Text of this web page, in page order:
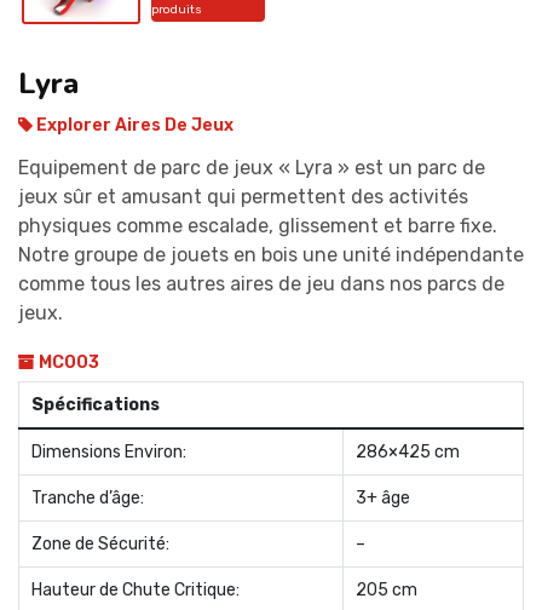
produits
Lyra
Explorer Aires De Jeux
Equipement de parc de jeux « Lyra » est un parc de
jeux sûr et amusant qui permettent des activités
physiques comme escalade, glissement et barre fixe.
Notre groupe de jouets en bois une unité indépendante
comme tous les autres aires de jeu dans nos parcs de
jeux.
MC003
Spécifications
Dimensions Environ: 286×425 cm
Tranche d’âge: 3+ âge
Zone de Sécurité: –
Hauteur de Chute Critique: 205 cm